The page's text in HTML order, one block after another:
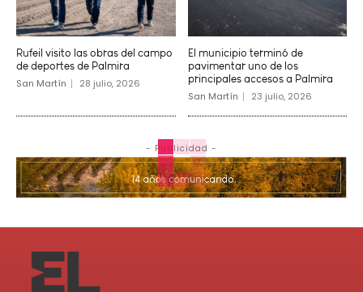
Rufeil visito las obras del campo
de deportes de Palmira
San Martín 28 julio, 2026
El municipio terminó de
pavimentar uno de los
principales accesos a Palmira
San Martín 23 julio, 2026
- Publicidad -